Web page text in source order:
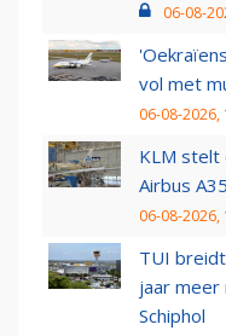
06-08-
vol met
06-08-2026,
KLM stelt
Airbus
06-08-2026,
TUI
jaar meer
Schiphol